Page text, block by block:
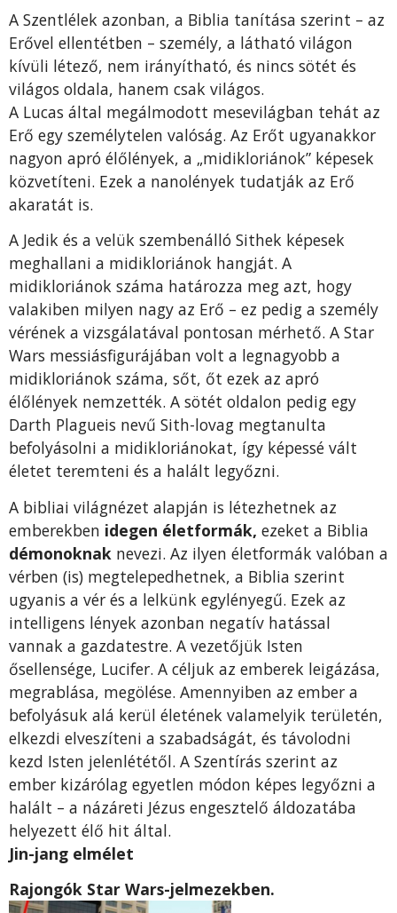
A Szentlélek azonban, a Biblia tanítása szerint – az
Erővel ellentétben – személy, a látható világon
kívüli létező, nem irányítható, és nincs sötét és
világos oldala, hanem csak világos.
A Lucas által megálmodott mesevilágban tehát az
Erő egy személytelen valóság. Az Erőt ugyanakkor
nagyon apró élőlények, a „midikloriánok” képesek
közvetíteni. Ezek a nanolények tudatják az Erő
akaratát is.
A Jedik és a velük szembenálló Sithek képesek
meghallani a midikloriánok hangját. A
midikloriánok száma határozza meg azt, hogy
valakiben milyen nagy az Erő – ez pedig a személy
vérének a vizsgálatával pontosan mérhető. A Star
Wars messiásfigurájában volt a legnagyobb a
midikloriánok száma, sőt, őt ezek az apró
élőlények nemzették. A sötét oldalon pedig egy
Darth Plagueis nevű Sith-lovag megtanulta
befolyásolni a midikloriánokat, így képessé vált
életet teremteni és a halált legyőzni.
A bibliai világnézet alapján is létezhetnek az
emberekben idegen életformák, ezeket a Biblia
démonoknak nevezi. Az ilyen életformák valóban a
vérben (is) megtelepedhetnek, a Biblia szerint
ugyanis a vér és a lelkünk egylényegű. Ezek az
intelligens lények azonban negatív hatással
vannak a gazdatestre. A vezető­jük Isten
ősellensége, Lucifer. A céljuk az emberek leigázása,
megrablása, megölése. Amennyiben az ember a
befolyásuk alá kerül életének valamelyik területén,
elkezdi elveszíteni a szabadságát, és távolodni
kezd Isten jelenlététől. A Szentírás szerint az
ember kizárólag egyetlen módon képes legyőzni a
halált – a názáreti Jézus engesztelő áldozatába
helyezett élő hit által.
Jin-jang elmélet
Rajongók Star Wars-jelmezekben.